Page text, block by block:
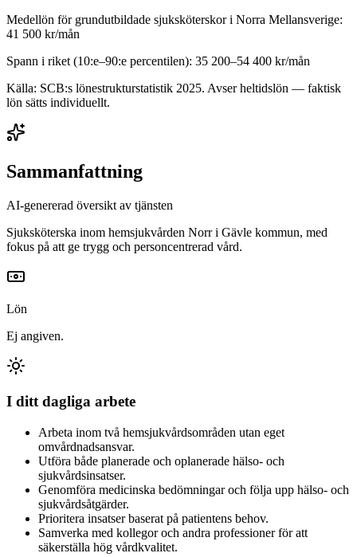
Medellön för grundutbildade sjuksköterskori Norra Mellansverige:
41 500 kr/mån
Spann i riket (10:e–90:e percentilen): 35 200–54 400 kr/mån
Källa: SCB:s lönestrukturstatistik 2025. Avser heltidslön — faktisk
lön sätts individuellt.
Sammanfattning
AI-genererad översikt av tjänsten
Sjuksköterska inom hemsjukvården Norr i Gävle kommun, med
fokus på att ge trygg och personcentrerad vård.
Lön
Ej angiven.
I ditt dagliga arbete
Arbeta inom två hemsjukvårdsområden utan eget
omvårdnadsansvar.
Utföra både planerade och oplanerade hälso- och
sjukvårdsinsatser.
Genomföra medicinska bedömningar och följa upp hälso- och
sjukvårdsåtgärder.
Prioritera insatser baserat på patientens behov.
Samverka med kollegor och andra professioner för att
säkerställa hög vårdkvalitet.